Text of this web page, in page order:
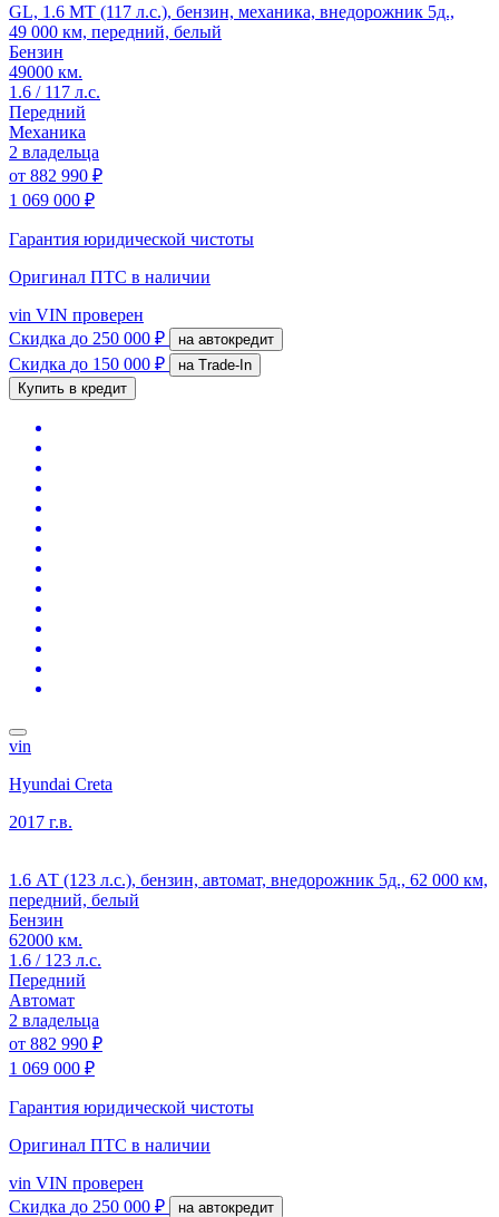
GL, 1.6 MT (117 л.с.), бензин, механика, внедорожник 5д.,
49 000 км, передний, белый
Бензин
49000 км.
1.6 / 117 л.с.
Передний
Механика
2 владельца
от 882 990 ₽
1 069 000 ₽
Гарантия юридической чистоты
Оригинал ПТС в наличии
vin VIN проверен
Скидка до 250 000 ₽ на автокредит
Скидка до 150 000 ₽
на Trade-In
Купить в кредит
vin
Hyundai Creta
2017 г.в.
1.6 АТ (123 л.с.), бензин, автомат, внедорожник 5д., 62 000 км,
передний, белый
Бензин
62000 км.
1.6 / 123 л.с.
Передний
Автомат
2 владельца
от 882 990 ₽
1 069 000 ₽
Гарантия юридической чистоты
Оригинал ПТС в наличии
vin VIN проверен
Скидка до 250 000 ₽ на автокредит